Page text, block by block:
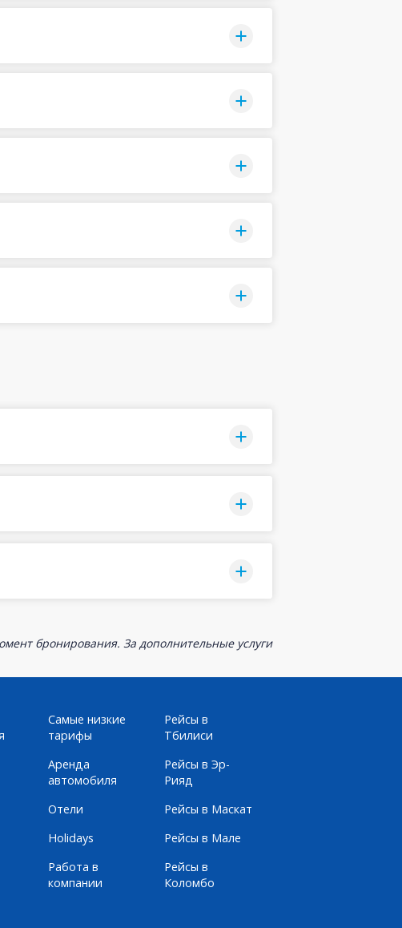
бронирования. За дополнительные услуги
Самые низкие
тарифы
Аренда
автомобиля
Отели
Holidays
Работа в
компании
Рейсы в
Тбилиси
Рейсы в Эр-
Рияд
Рейсы в Маскат
Рейсы в Мале
Рейсы в
Коломбо